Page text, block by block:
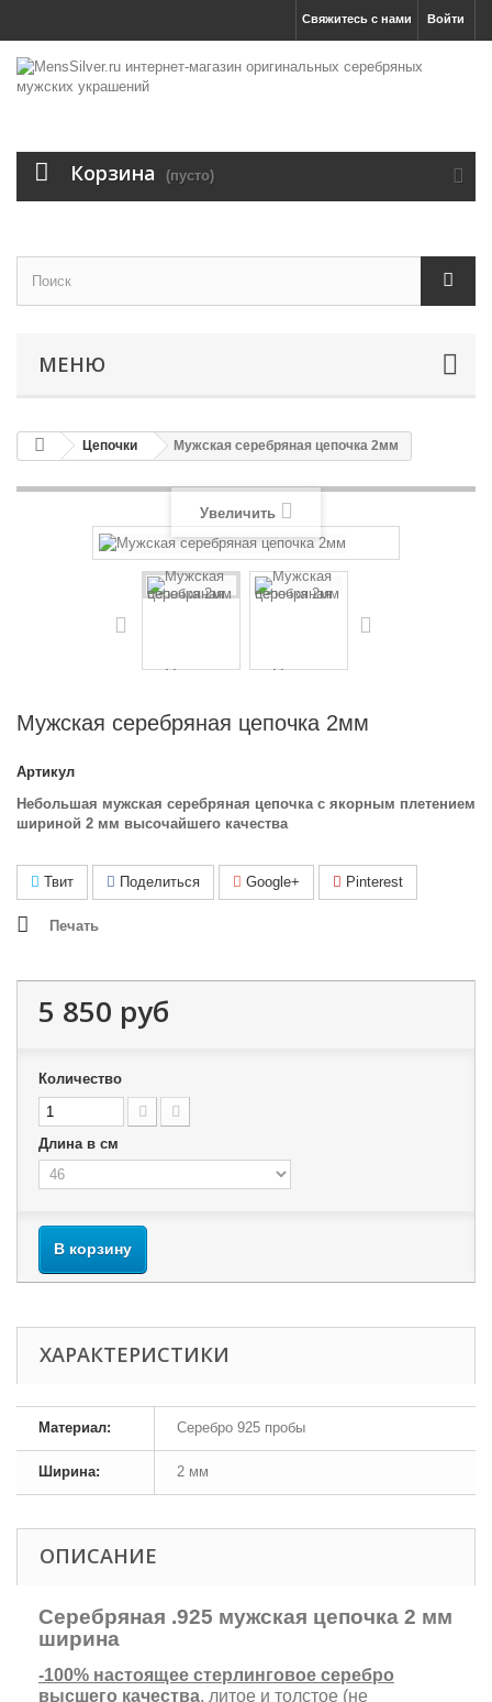
Войти
Свяжитесь с нами
Корзина (пусто)
МЕНЮ
Цепочки Мужская серебряная цепочка 2мм
Увеличить
Мужская серебряная цепочка 2мм
Артикул
Небольшая мужская серебряная цепочка с якорным плетением
шириной 2 мм высочайшего качества
Твит Поделиться Google+ Pinterest
Печать
5 850 руб
Количество
Длина в см
В корзину
ХАРАКТЕРИСТИКИ
Материал: Серебро 925 пробы
Ширина: 2 мм
ОПИСАНИЕ
Серебряная .925 мужская цепочка 2 мм
ширина
-100% настоящее стерлинговое серебро
высшего качества, литое и толстое (не